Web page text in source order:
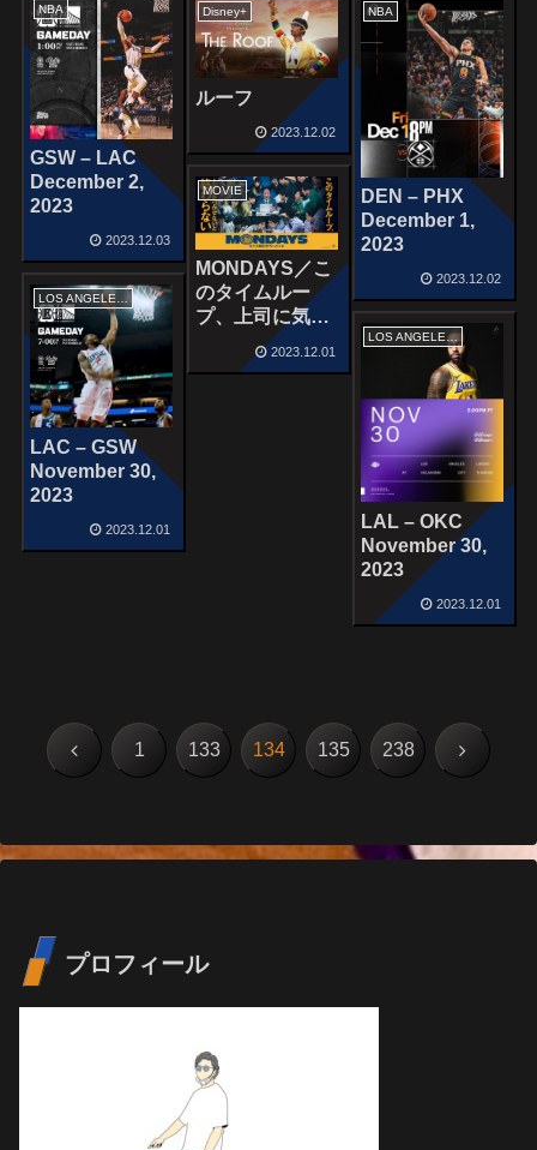
NBA
GSW – LAC
December 2,
2023
2023.12.03
Disney+
ルーフ
2023.12.02
NBA
DEN – PHX
December 1,
2023
2023.12.02
MOVIE
MONDAYS／こ
のタイムルー
プ、上司に気づ
かせないと終わ
らない
2023.12.01
LAC – GSW
November 30,
2023
2023.12.01
LOS ANGELES LAKERS
LAL – OKC
November 30,
2023
2023.12.01
前 1 133 134 135 238 次
プロフィール